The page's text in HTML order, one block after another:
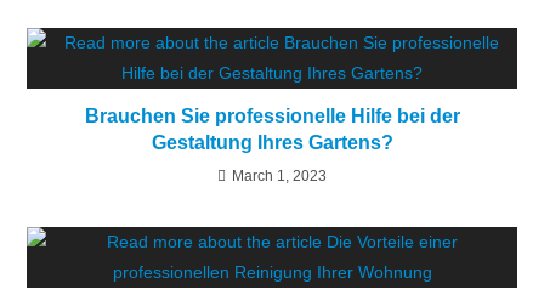
Brauchen Sie professionelle Hilfe bei der
Gestaltung Ihres Gartens?
March 1, 2023